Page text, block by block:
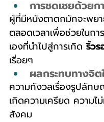
การชดเชยด้วยก
ผู้ที่มีหนังตาตกมักจะพย
ตลอดเวลาเพื่อช่วยในก
เองที่นำไปสู่การเกิด ริ้ว
เรื่อยๆ
ผลกระทบทางจิต
ความกังวลเรื่องรูปลัก
เกิดความเครียด ความไ
สังคม